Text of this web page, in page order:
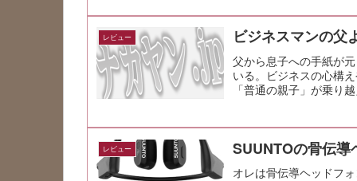
レビュー ビジネスマンの父
父から息子への手紙が
いる。ビジネスの心構
「普通の親子」が乗り
レビュー SUUNTOの骨伝
オレは骨伝導ヘッドフ